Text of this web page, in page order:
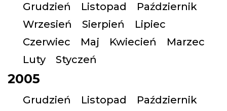
Grudzień Listopad
Październik
Wrzesień
Sierpień
Lipiec
Czerwiec
Maj Kwiecień
Marzec
Luty
Styczeń
2005
Grudzień Listopad
Październik